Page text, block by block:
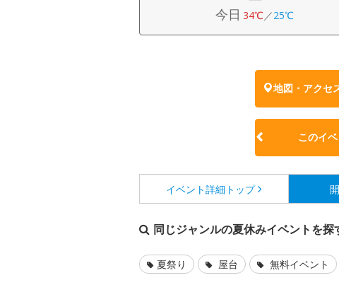
今日 34℃／25℃
地図・アクセ
このイ
イベント詳細 トップ
同じジャンルの夏休みイベントを探
夏祭り 屋台 無料イベント